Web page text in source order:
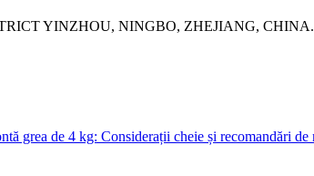
YINZHOU, NINGBO, ZHEJIANG, CHINA.